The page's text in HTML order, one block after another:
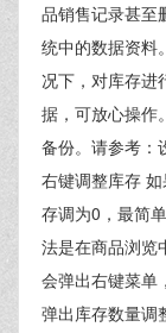
品销售记录甚至
统中的数据资料
况下，对库存进
据，可放心操作
备份。请参考：
右键调整库存
存调为0，最简
法是在商品浏览
会弹出右键菜单
弹出库存数量调